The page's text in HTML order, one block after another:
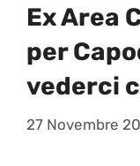
Ex Area
per
vederci
27 Novembre